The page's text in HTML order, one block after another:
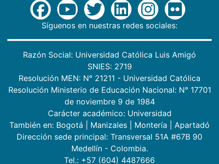
Síguenos en nuestras redes sociales:
Razón Social: Universidad Católica Luis Amigó
SNIES: 2719
Resolución MEN: N° 21211 - Universidad Católica
Resolución Ministerio de Educación Nacional: N° 17701
de noviembre 9 de 1984
Carácter académico: Universidad
También en: Bogotá Manizales Montería
Apartadó
Dirección sede principal: Transversal 51A #67B 90
Medellín - Colombia.
Tel.: +57 (604) 4487666